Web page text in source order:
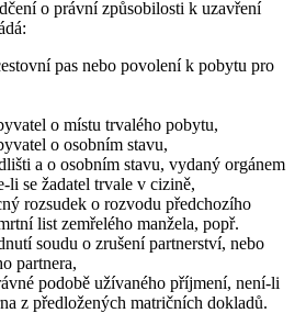
o právní způsobilosti k uzavření
pas nebo povolení k pobytu pro
o místu trvalého pobytu,
o osobním stavu,
a o osobním stavu, vydaný orgánem
li se žadatel trvale v cizině,
rozsudek o rozvodu předchozího
list zemřelého manžela, popř.
soudu o zrušení partnerství, nebo
partnera,
podobě užívaného příjmení, není-li
z předložených matričních dokladů.